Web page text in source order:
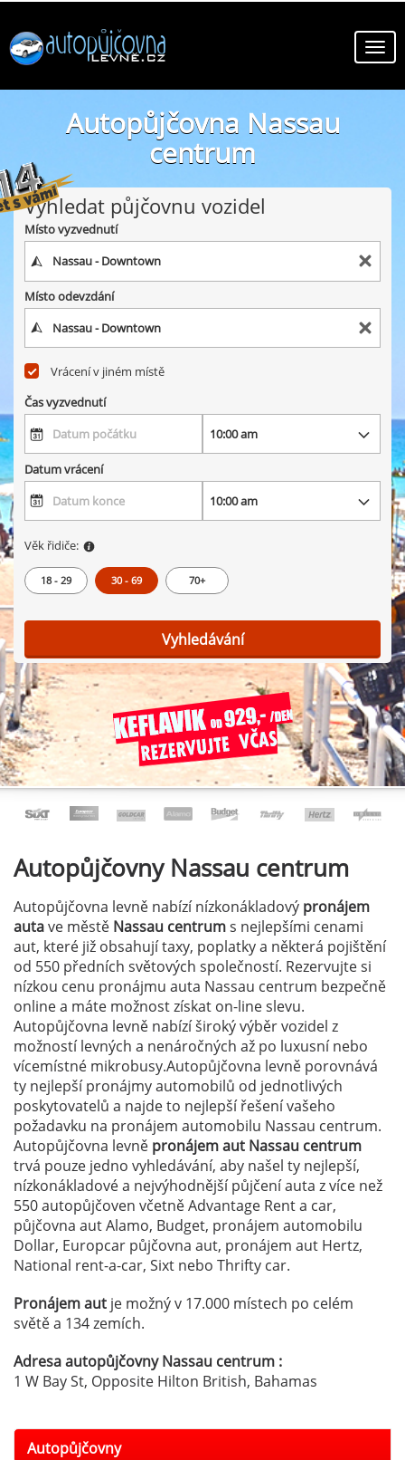
Autopůjčovna Nassau
centrum
online autopůjčovny ve městě Nassau centrum
Vyhledat půjčovnu vozidel
Místo vyzvednutí
Místo odevzdání
Vrácení v jiném místě
Čas vyzvednutí
Datum vrácení
Věk řidiče:
18 - 29 30 - 69 70+
Vyhledávání
AutopůjčovnyNassau centrum
Autopůjčovna levně nabízí nízkonákladový pronájem
autave městě Nassau centrums nejlepšími cenami
aut, které již obsahují taxy, poplatky a některá pojištění
od 550 předních světových společností. Rezervujte si
nízkou cenu pronájmu auta Nassau centrum bezpečně
online a máte možnost získat on-line slevu.
Autopůjčovna levně nabízí široký výběr vozidel z
možností levných a nenáročných až po luxusní nebo
vícemístné mikrobusy.Autopůjčovna levně porovnává
ty nejlepší pronájmy automobilů od jednotlivých
poskytovatelů a najde to nejlepší řešení vašeho
požadavku na pronájem automobilu Nassau centrum.
Autopůjčovna levně pronájem aut Nassau centrum
trvá pouze jedno vyhledávání, aby našel ty nejlepší,
nízkonákladové a nejvýhodnější půjčení auta z více než
550 autopůjčoven včetně Advantage Rent a car,
půjčovna aut Alamo, Budget, pronájem automobilu
Dollar, Europcar půjčovna aut, pronájem aut Hertz,
National rent-a-car, Sixt nebo Thrifty car.
Pronájem aut je možný v 17.000 místech po celém
světě a 134 zemích.
Adresa autopůjčovny Nassau centrum :
1 W Bay St, Opposite Hilton British, Bahamas
Autopůjčovny